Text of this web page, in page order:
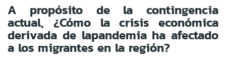
A propósito de la contingencia
actual, ¿Cómo la crisis económica
derivada de lapandemia ha afectado
a los migrantes en la región?